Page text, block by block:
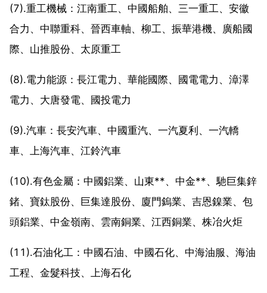
(7).重工機械：江南重工、中國船舶、三一重工、安徽
合力、中聯重科、晉西車軸、柳工、振華港機、廣船國
際、山推股份、太原重工
(8).電力能源：長江電力、華能國際、國電電力、漳澤
電力、大唐發電、國投電力
(9).汽車：長安汽車、中國重汽、一汽夏利、一汽轎
車、上海汽車、江鈴汽車
(10).有色金屬：中國鋁業、山東**、中金**、馳巨集鋅
鍺、寶鈦股份、巨集達股份、廈門鎢業、吉恩鎳業、包
頭鋁業、中金嶺南、雲南銅業、江西銅業、株冶火炬
(11).石油化工：中國石油、中國石化、中海油服、海油
工程、金髮科技、上海石化